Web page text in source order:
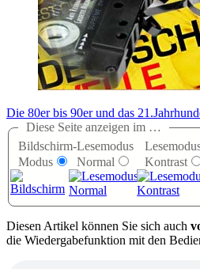
Die 80er bis 90er und das
Diese Seite anzeigen im …
Bildschirm-
Modus
Lesemodus
Normal
Kontrast
Diesen Artikel können Sie sich auch
die Wiedergabefunktion mit den